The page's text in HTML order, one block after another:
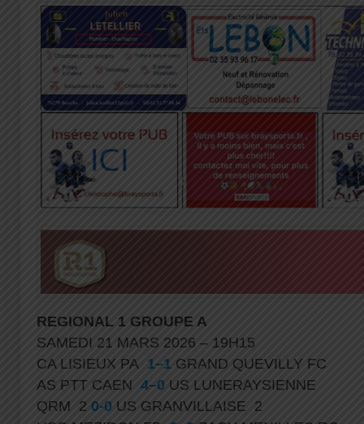
REGIONAL 1 GROUPE A
SAMEDI 21 MARS 2026 – 19H15
CA LISIEUX PA 1–1 GRAND QUEVILLY FC
AS PTT CAEN 4–0 US LUNERAYSIENNE
QRM 2 0-0 US GRANVILLAISE 2